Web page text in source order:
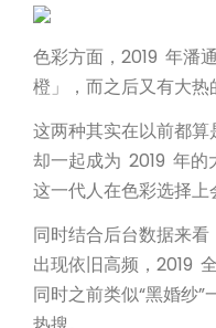
色彩方面，2019 年潘
橙」，而之后又有大热
这两种其实在以前都算
却一起成为 2019 年
这一代人在色彩选择上
同时结合后台数据来看
出现依旧高频，2019
同时之前类似“黑婚纱